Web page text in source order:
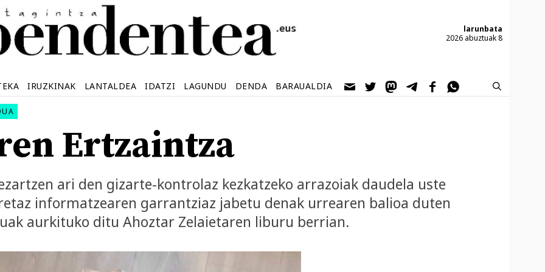
larunbata
2026 abuztuak 8
IRUZKINAK LANTALDEA IDATZI LAGUNDU DENDA BARAUALDIA
Ertzaintza
ari den gizarte-kontrolaz kezkatzeko arrazoiak daudela uste
informatzearen garrantziaz jabetu denak urrearen balioa duten
aurkituko ditu Ahoztar Zelaietaren liburu berrian.